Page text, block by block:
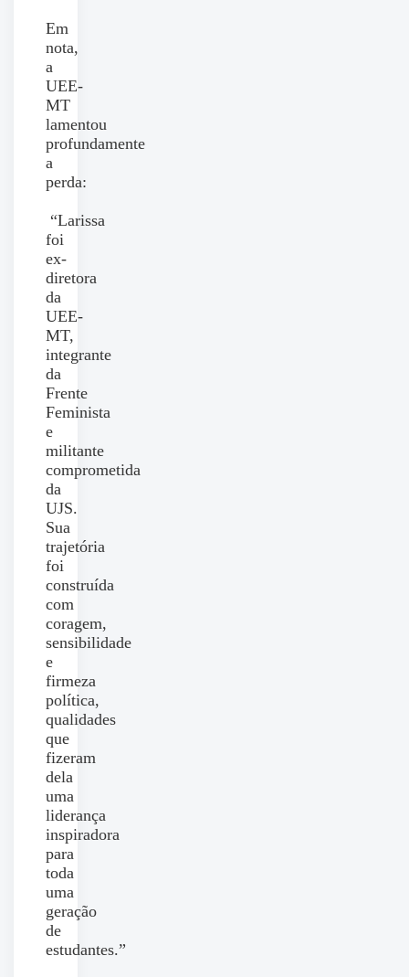
Em
nota,
a
UEE-
MT
lamentou
profundamente
a
perda:
“Larissa
foi
ex-
diretora
da
UEE-
MT,
integrante
da
Frente
Feminista
e
militante
comprometida
da
UJS.
Sua
trajetória
foi
construída
com
coragem,
sensibilidade
e
firmeza
política,
qualidades
que
fizeram
dela
uma
liderança
inspiradora
para
toda
uma
geração
de
estudantes.”